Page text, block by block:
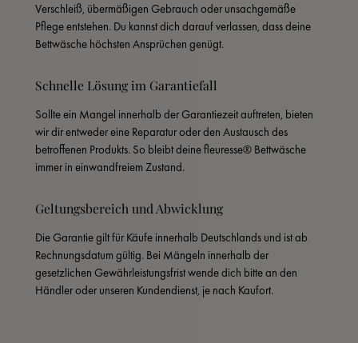
Verschleiß, übermäßigen Gebrauch oder unsachgemäße
Pflege entstehen. Du kannst dich darauf verlassen, dass deine
Bettwäsche höchsten Ansprüchen genügt.
Schnelle Lösung im Garantiefall
Sollte ein Mangel innerhalb der Garantiezeit auftreten, bieten
wir dir entweder eine Reparatur oder den Austausch des
betroffenen Produkts. So bleibt deine fleuresse® Bettwäsche
immer in einwandfreiem Zustand.
Geltungsbereich und Abwicklung
Die Garantie gilt für Käufe innerhalb Deutschlands und ist ab
Rechnungsdatum gültig. Bei Mängeln innerhalb der
gesetzlichen Gewährleistungsfrist wende dich bitte an den
Händler oder unseren Kundendienst, je nach Kaufort.